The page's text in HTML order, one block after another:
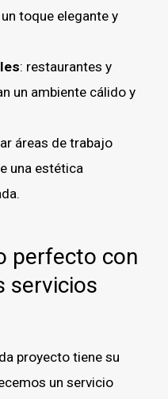
toque elegante y
: restaurantes y
un ambiente cálido y
áreas de trabajo
una estética
perfecto con
servicios
proyecto tiene su
un servicio